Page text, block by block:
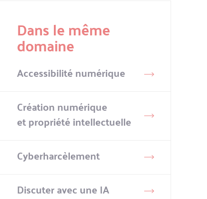
Dans le même
domaine
Accessibilité numérique
Création numérique
et propriété intellectuelle
Cyberharcèlement
Discuter avec une IA